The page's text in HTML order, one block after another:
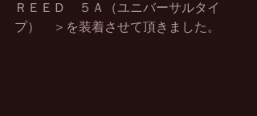
ＲＥＥＤ　５Ａ（ユニバーサルタイ
プ）　＞を装着させて頂きました。